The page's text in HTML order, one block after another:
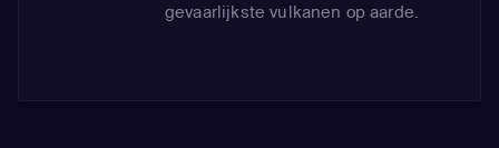
gevaarlijkste vulkanen op aarde.